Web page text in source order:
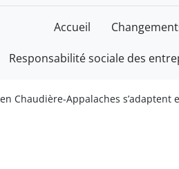
Accueil
Responsabilité sociale des
Chaudière-Appalaches